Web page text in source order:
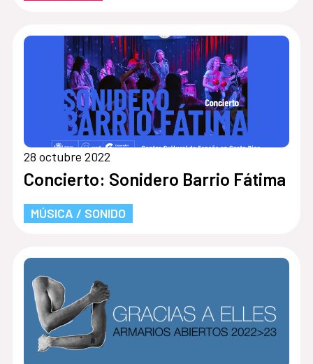
28 octubre 2022
Concierto: Sonidero Barrio Fátima
MÚSICA / SONIDO